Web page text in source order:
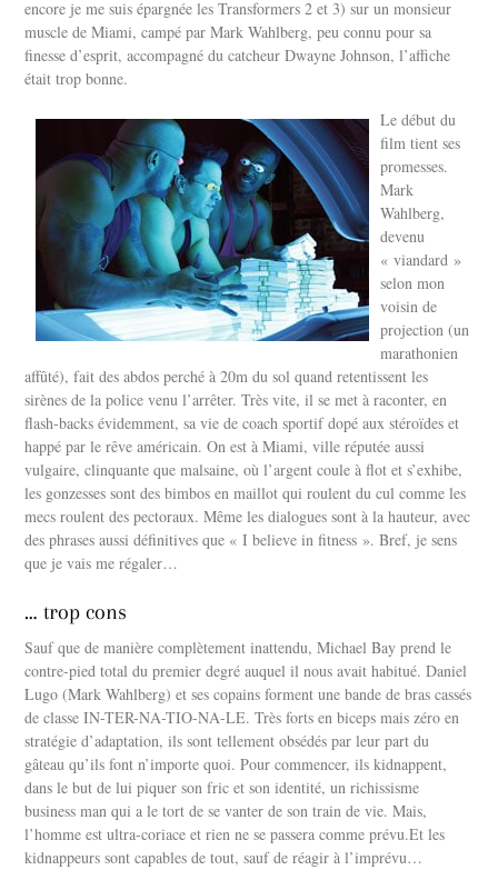
encore je me suis épargnée les Transformers 2 et 3) sur un monsieur
muscle de Miami, campé par Mark Wahlberg, peu connu pour sa
finesse d’esprit, accompagné du catcheur Dwayne Johnson, l’affiche
était trop bonne.
Le début du
film tient ses
promesses.
Mark
Wahlberg,
devenu
« viandard »
selon mon
voisin de
projection (un
marathonien
affûté), fait des abdos perché à 20m du sol quand retentissent les
sirènes de la police venu l’arrêter. Très vite, il se met à raconter, en
flash-backs évidemment, sa vie de coach sportif dopé aux stéroïdes et
happé par le rêve américain. On est à Miami, ville réputée aussi
vulgaire, clinquante que malsaine, où l’argent coule à flot et s’exhibe,
les gonzesses sont des bimbos en maillot qui roulent du cul comme les
mecs roulent des pectoraux. Même les dialogues sont à la hauteur, avec
des phrases aussi définitives que « I believe in fitness ». Bref, je sens
que je vais me régaler…
… trop cons
Sauf que de manière complètement inattendu, Michael Bay prend le
contre-pied total du premier degré auquel il nous avait habitué. Daniel
Lugo (Mark Wahlberg) et ses copains forment une bande de bras cassés
de classe IN-TER-NA-TIO-NA-LE. Très forts en biceps mais zéro en
stratégie d’adaptation, ils sont tellement obsédés par leur part du
gâteau qu’ils font n’importe quoi. Pour commencer, ils kidnappent,
dans le but de lui piquer son fric et son identité, un richissisme
business man qui a le tort de se vanter de son train de vie. Mais,
l’homme est ultra-coriace et rien ne se passera comme prévu.Et les
kidnappeurs sont capables de tout, sauf de réagir à l’imprévu…